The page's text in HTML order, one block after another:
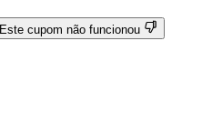
Este cupom não funcionou